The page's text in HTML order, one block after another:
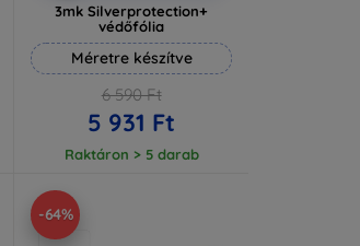
3mk Silverprotection+
védőfólia
Méretre készítve
6 590 Ft
5 931 Ft
Raktáron > 5 darab
-64%